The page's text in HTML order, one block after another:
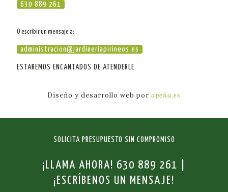
630 889 261
O escribir un mensaje a:
administracion@jardineriapirineos.es
ESTAREMOS ENCANTADOS DE ATENDERLE
Diseño y desarrollo web por apeña.es
SOLICITA PRESUPUESTO SIN COMPROMISO
¡LLAMA AHORA! 630 889 261
¡ESCRÍBENOS UN MENSAJE!